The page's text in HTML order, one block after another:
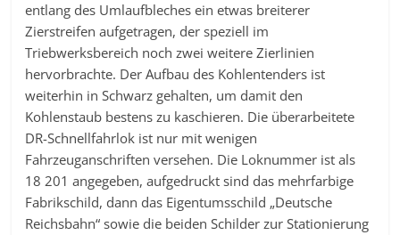
entlang des Umlaufbleches ein etwas breiterer
Zierstreifen aufgetragen, der speziell im
Triebwerksbereich noch zwei weitere Zierlinien
hervorbrachte. Der Aufbau des Kohlentenders ist
weiterhin in Schwarz gehalten, um damit den
Kohlenstaub bestens zu kaschieren. Die überarbeitete
DR-Schnellfahrlok ist nur mit wenigen
Fahrzeuganschriften versehen. Die Loknummer ist als
18 201 angegeben, aufgedruckt sind das mehrfarbige
Fabrikschild, dann das Eigentumsschild „Deutsche
Reichsbahn“ sowie die beiden Schilder zur Stationierung